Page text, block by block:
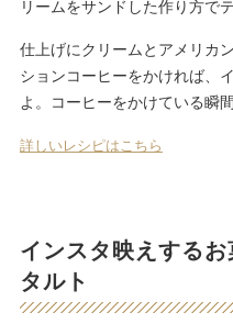
リームをサンドした作り方で
仕上げにクリームとアメリカ
ションコーヒーをかければ、
よ。コーヒーをかけている瞬
詳しいレシピはこちら
インスタ映えする
タルト